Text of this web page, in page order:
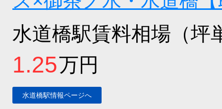
水道橋駅賃料相場（坪
1.25万円
水道橋駅情報ページへ